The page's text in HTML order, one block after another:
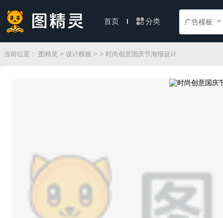
首页 分类 广告模板
当前位置： 图精灵 > 设计模板 > > 时尚创意国庆节海报设计